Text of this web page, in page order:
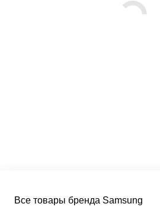
Все товары бренда Samsung